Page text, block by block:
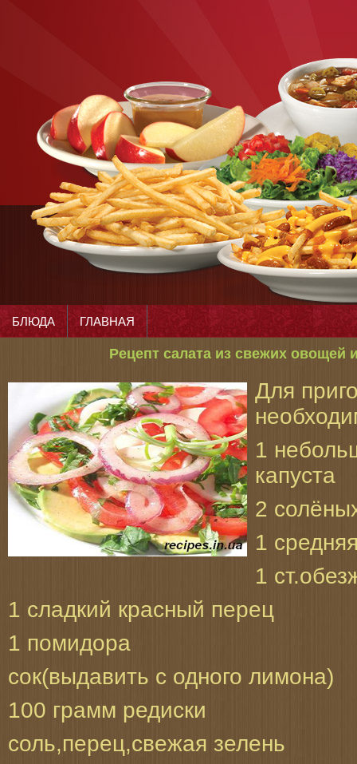
БЛЮДА ГЛАВНАЯ
Рецепт салата из свежих овощей
Для
1
капуста
2
1
1
1 сладкий красный перец
1 помидора
сок(выдавить с одного лимона)
100 грамм редиски
соль,перец,свежая зелень